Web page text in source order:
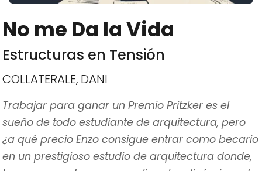
No me Da la Vida
Estructuras en Tensión
COLLATERALE, DANI
Trabajar para ganar un Premio Pritzker es el
sueño de todo estudiante de arquitectura, pero
¿a qué precio Enzo consigue entrar como becario
en un prestigioso estudio de arquitectura donde,